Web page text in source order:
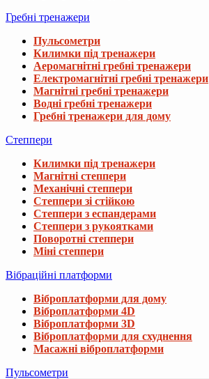
Гребні тренажери
Пульсометри
Килимки під тренажери
Аеромагнітні гребні тренажери
Електромагнітні гребні тренажери
Магнітні гребні тренажери
Водні гребні тренажери
Гребні тренажери для дому
Степпери
Килимки під тренажери
Магнітні степпери
Механічні степпери
Степпери зі стійкою
Степпери з еспандерами
Степпери з рукоятками
Поворотні степпери
Міні степпери
Вібраційні платформи
Віброплатформи для дому
Віброплатформи 4D
Віброплатформи 3D
Віброплатформи для схуднення
Масажні віброплатформи
Пульсометри